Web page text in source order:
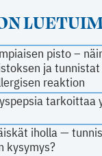
pisto –
ja tunnistat
reaktion
tarkoittaa
iholla —
kysymys?